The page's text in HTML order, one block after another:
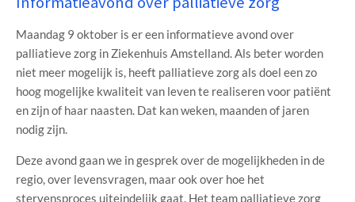
Maandag 9 oktober is er een informatieve avond over
palliatieve zorg in Ziekenhuis Amstelland. Als beter worden
niet meer mogelijk is, heeft palliatieve zorg als doel een zo
hoog mogelijke kwaliteit van leven te realiseren voor patiënt
en zijn of haar naasten. Dat kan weken, maanden of jaren
nodig zijn.
Deze avond gaan we in gesprek over de mogelijkheden in de
regio, over levensvragen, maar ook over hoe het
stervensproces uiteindelijk gaat. Het team palliatieve zorg